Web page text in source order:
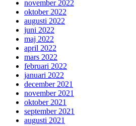
november 2022
oktober 2022
augusti 2022
juni 2022
maj 2022
april 2022
mars 2022
februari 2022
januari 2022
december 2021
november 2021
oktober 2021
september 2021
augusti 2021